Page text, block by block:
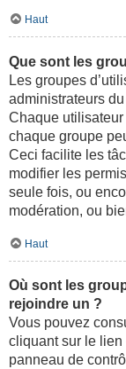
Haut
Que sont les
Les groupes
administrateurs
Chaque
chaque groupe
Ceci facilite les
modifier les
seule fois, ou
modération, ou
Haut
Où sont les
rejoindre un ?
Vous pouvez
cliquant sur le lien
panneau de